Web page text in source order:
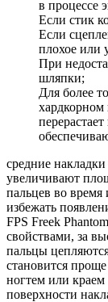
в процессе
Если стик
Если
плохое или
При
шляпки;
Для более
хардкорном
средние
увеличивают
пальцев во
избежать
FPS Freek
свойствами, за
пальцы
становится
ногтем или
поверхности